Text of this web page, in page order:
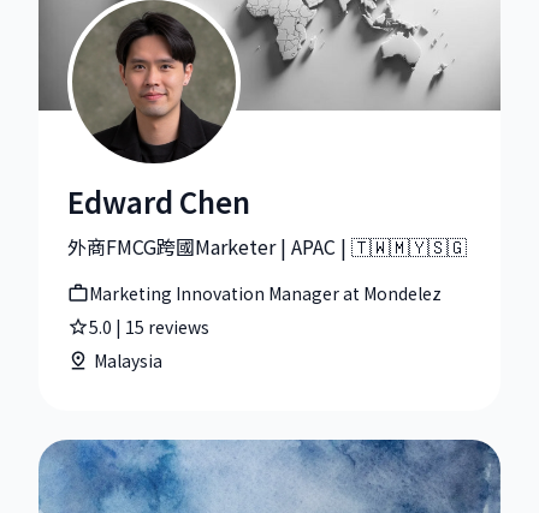
Edward Chen|Marketing Innovation Manager at
Edward Chen
外商FMCG跨國Marketer | APAC | 🇹🇼🇲🇾🇸🇬
Marketing Innovation Manager at Mondelez
5.0 | 15 reviews
Malaysia